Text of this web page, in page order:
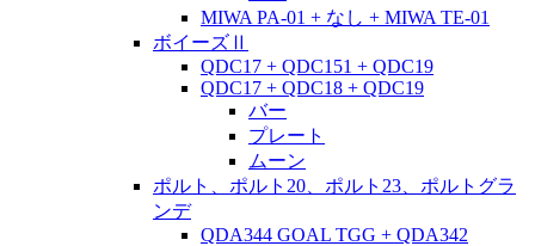
MIWA PA-01 + なし + MIWA TE-01
ボイーズⅡ
QDC17 + QDC151 + QDC19
QDC17 + QDC18 + QDC19
バー
プレート
ムーン
ポルト、ポルト20、ポルト23、ポルトグラ
ンデ
QDA344 GOAL TGG + QDA342